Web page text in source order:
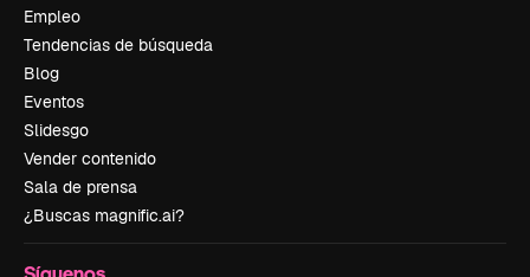
Empleo
Tendencias de búsqueda
Blog
Eventos
Slidesgo
Vender contenido
Sala de prensa
¿Buscas magnific.ai?